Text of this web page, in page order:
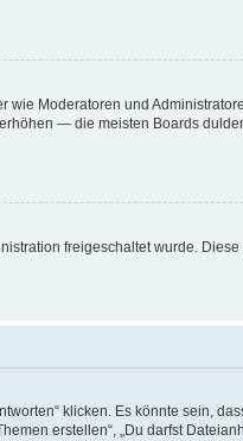
Moderatoren und
— die meisten Boards
freigeschaltet wurde.
klicken. Es könnte sein,
erstellen“, „Du darfst